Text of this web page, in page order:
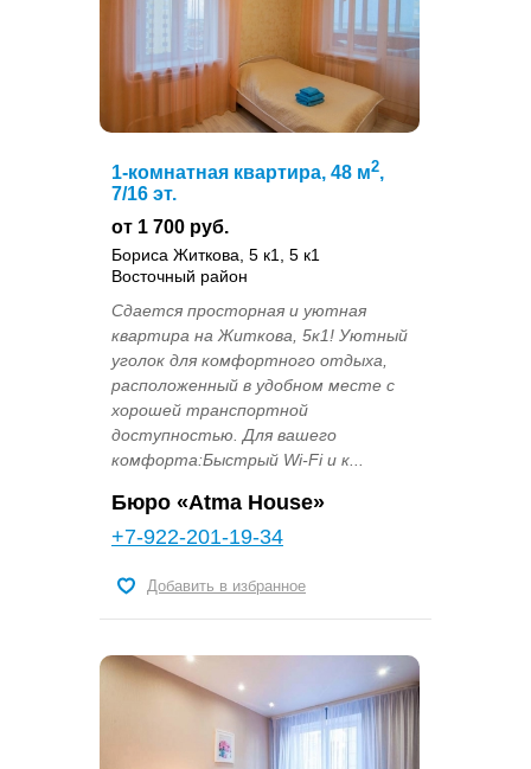
1-комнатная квартира, 48 м2,
7/16 эт.
от 1 700 руб.
Бориса Житкова, 5 к1, 5 к1
Восточный район
Сдается просторная и уютная
квартира на Житкова, 5к1! Уютный
уголок для комфортного отдыха,
расположенный в удобном месте с
хорошей транспортной
доступностью. Для вашего
комфорта:Быстрый Wi-Fi и к...
Бюро «Atma House»
+7-922-201-19-34
Добавить в избранное